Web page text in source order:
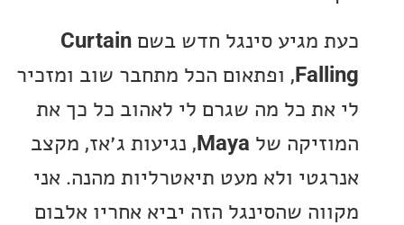
סינגל חדש בשםCurtain
, ופתאום הכל מתחבר שוב ומזכיר
כל מה שגרם לי לאהוב כל כך את
שלMaya, נגיעות ג׳אז, מקצב
ולא מעט תיאטרליות מהנה. אני
שהסינגל הזה יביא אחריו אלבום